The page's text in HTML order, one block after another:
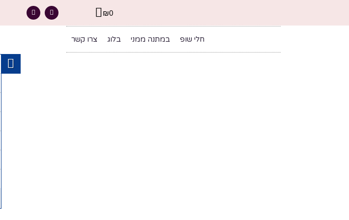
₪0
חלי שופ במתנה ממני בלוג צרו קשר